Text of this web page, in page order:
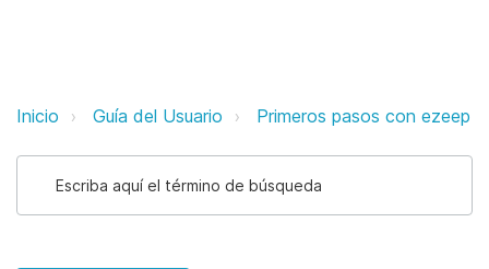
Inicio rápido para realizar
Inicio Guía del Usuario Primeros pasos con ezeep